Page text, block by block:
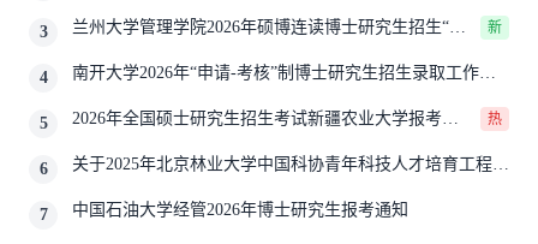
3
兰州大学管理学院2026年硕博连读博士研究生招生“申
新
4
南开大学2026年“申请-考核”制博士研究生招生录取工作实
5
2026年全国硕士研究生招生考试新疆农业大学报考点
热
6
关于2025年北京林业大学中国科协青年科技人才培育工程博
7
中国石油大学经管2026年博士研究生报考通知